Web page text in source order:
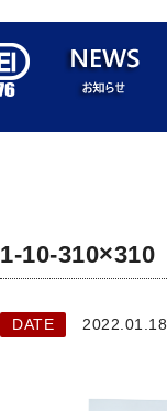
1-10-310×310
DATE 2022.01.18